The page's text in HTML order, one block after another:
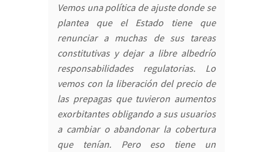
Vemos una política de ajuste donde se
plantea que el Estado tiene que
renunciar a muchas de sus tareas
constitutivas y dejar a libre albedrío
responsabilidades regulatorias. Lo
vemos con la liberación del precio de
las prepagas que tuvieron aumentos
exorbitantes obligando a sus usuarios
a cambiar o abandonar la cobertura
que tenían. Pero eso tiene un